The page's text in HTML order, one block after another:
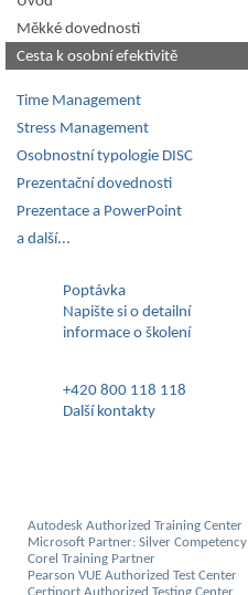
Měkké dovednosti
Cesta k osobní efektivitě
Time Management
Stress Management
Osobnostní typologie DISC
Prezentační dovednosti
Prezentace a PowerPoint
a další...
Poptávka
Napište si o detailní
informace o školení
+420 800 118 118
Další kontakty
Autodesk Authorized Training Center
Microsoft Partner: Silver Competency
Corel Training Partner
Pearson VUE Authorized Test Center